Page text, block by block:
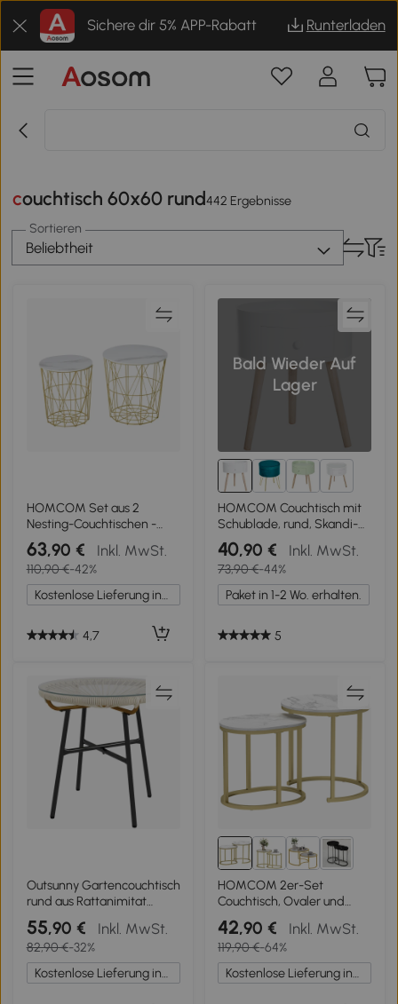
Sichere dir 5% APP-Rabatt Runterladen
couchtisch 60x60 rund442 Ergebnisse
Sortieren
Beliebtheit
HOMCOM Set aus 2
Nesting-Couchtischen -
Runde Beistelltische im
völlig retro-inspirierten Stil
Bicolor Gestell aus
goldenem Metall MDF-
Tischplatte mit weißem
63,90 € Inkl. MwSt.
110,90 €-42%
Kostenlose Lieferung innerhalb Deutschlands
4,7
Bald Wieder Auf
Lager
1+
HOMCOM Couchtisch mit
Schublade, rund, Skandi-
Design, Schutzrand, Holz,
Ø38 x H45 cm, Weiß
40,90 € Inkl. MwSt.
73,90 €-44%
Paket in 1-2 Wo. erhalten.
5
Outsunny Gartencouchtisch
rund aus Rattanimitat
Metall und gehärtetes Glas
Ø 50 x 50 cm Creme
55,90 € Inkl. MwSt.
82,90 €-32%
Kostenlose Lieferung innerhalb Deutschlands
HOMCOM 2er-Set
Couchtisch, Ovaler und
runder Kaffeetisch,
stapelbar, Marmoroptik,
Stahl, Ø50 x 50,5 cm, Weiß
42,90 € Inkl. MwSt.
119,90 €-64%
Kostenlose Lieferung innerhalb Deutschlands